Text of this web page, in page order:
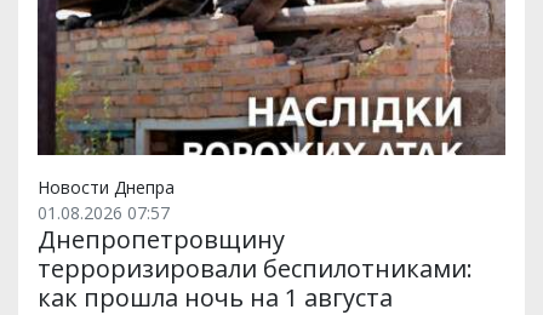
Новости Днепра
01.08.2026 07:57
Днепропетровщину
терроризировали беспилотниками:
как прошла ночь на 1 августа